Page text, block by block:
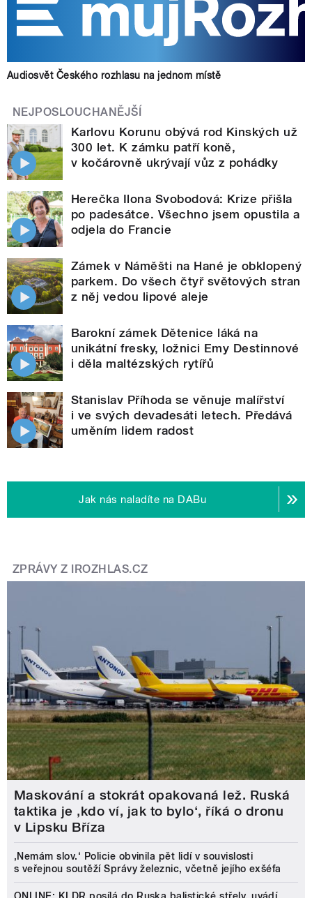
Audiosvět Českého rozhlasu na jednom místě
NEJPOSLOUCHANĚJŠÍ
Karlovu Korunu obývá rod Kinských už
300 let. K zámku patří koně,
v kočárovně ukrývají vůz z pohádky
Herečka Ilona Svobodová: Krize přišla
po padesátce. Všechno jsem opustila a
odjela do Francie
Zámek v Náměšti na Hané je obklopený
parkem. Do všech čtyř světových stran
z něj vedou lipové aleje
Barokní zámek Dětenice láká na
unikátní fresky, ložnici Emy Destinnové
i děla maltézských rytířů
Stanislav Příhoda se věnuje malířství
i ve svých devadesáti letech. Předává
uměním lidem radost
Jak nás naladíte na DABu
ZPRÁVY Z IROZHLAS.CZ
Maskování a stokrát opakovaná lež. Ruská
taktika je ‚kdo ví, jak to bylo‘, říká o dronu
v Lipsku Bříza
‚Nemám slov.‘ Policie obvinila pět lidí v souvislosti
s veřejnou soutěží Správy železnic, včetně jejího exšéfa